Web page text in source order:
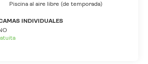
Piscina al aire libre (de temporada)
INDIVIDUALES